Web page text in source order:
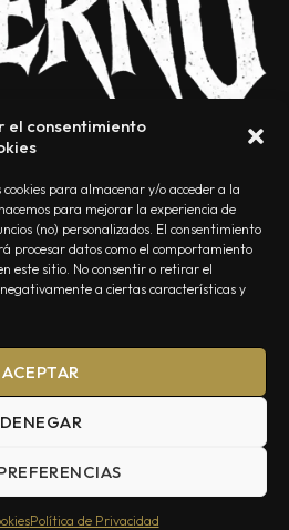
el consentimiento
para almacenar y/o acceder a la
para mejorar la experiencia de
(no) personalizados. El consentimiento
procesar datos como el comportamiento
este sitio. No consentir o retirar el
a ciertas características y
ACEPTAR
DENEGAR
Política de Privacidad
EDITORIAL POLÍTICA DE PRIVACIDAD
los Derechos Reservados © 2026